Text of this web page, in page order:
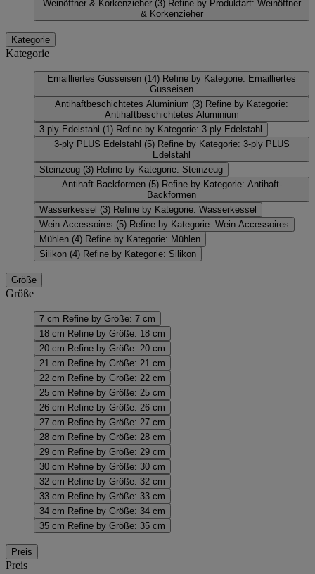
Weinöffner & Korkenzieher (3) Refine by Produktart: Weinöffner
& Korkenzieher
Kategorie
Kategorie
Emailliertes Gusseisen (14) Refine by Kategorie: Emailliertes
Gusseisen
Antihaftbeschichtetes Aluminium (3) Refine by Kategorie:
Antihaftbeschichtetes Aluminium
3-ply Edelstahl (1) Refine by Kategorie: 3-ply Edelstahl
3-ply PLUS Edelstahl (5) Refine by Kategorie: 3-ply PLUS
Edelstahl
Steinzeug (3) Refine by Kategorie: Steinzeug
Antihaft-Backformen (5) Refine by Kategorie: Antihaft-
Backformen
Wasserkessel (3) Refine by Kategorie: Wasserkessel
Wein-Accessoires (5) Refine by Kategorie: Wein-Accessoires
Mühlen (4) Refine by Kategorie: Mühlen
Silikon (4) Refine by Kategorie: Silikon
Größe
Größe
7 cm Refine by Größe: 7 cm
18 cm Refine by Größe: 18 cm
20 cm Refine by Größe: 20 cm
21 cm Refine by Größe: 21 cm
22 cm Refine by Größe: 22 cm
25 cm Refine by Größe: 25 cm
26 cm Refine by Größe: 26 cm
27 cm Refine by Größe: 27 cm
28 cm Refine by Größe: 28 cm
29 cm Refine by Größe: 29 cm
30 cm Refine by Größe: 30 cm
32 cm Refine by Größe: 32 cm
33 cm Refine by Größe: 33 cm
34 cm Refine by Größe: 34 cm
35 cm Refine by Größe: 35 cm
Preis
Preis